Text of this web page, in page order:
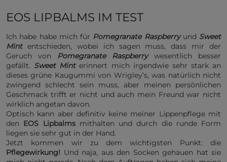
EOS LIPBALMS IM TEST
Ich habe habe mich für Pomegranate Raspberry und Sweet
Mintentschieden, wobei ich sagen muss, dass mir der
Geruch von Pomegranate Raspberrywesentlich besser
gefällt. Sweet Minterinnert mich irgendwie sehr stark an
dieses grüne Kaugummi von Wrigley’s, was natürlich nicht
zwingend schlecht sein muss, aber meinen persönlichen
Geschmack trifft er nicht und auch mein Freund war nicht
wirklich angetan davon.
Optisch kann aber definitiv keine meiner Lippenpflege mit
den EOS Lipbalmsmithalten und durch die runde Form
liegen sie sehr gut in der Hand.
Jetzt kommen wir zu dem wichtigsten Punkt: die
Pflegewirkung! Und naja, aus den Socken gehauen hat sie